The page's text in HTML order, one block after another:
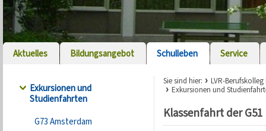
Aktuelles Bildungsangebot Schulleben Service
Exkursionen und
Studienfahrten
G73 Amsterdam
Sie sind hier:
LVR-
Exkursionen und
Klassenfahrt der